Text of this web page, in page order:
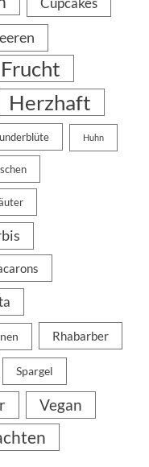
Frucht
Herzhaft
Huhn
Rhabarber
Spargel
Vegan